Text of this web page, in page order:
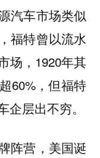
汽车市场类似
福特曾以流水
场，1920年其
60%，但福特
层出不穷。
阵营，美国诞